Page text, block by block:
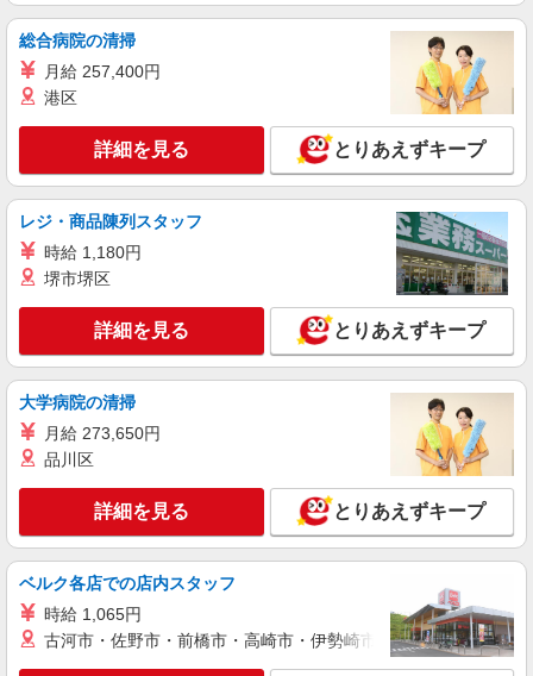
キープ 詳細を見る
派遣社員
製造・運搬作業
時給1,600円〜2,000円 【月収例】 27万円以上
+交通費（時給×7時間50分×日勤10日・夜勤10日勤
務の場合） ※1週間ごとの交替勤務 ※残業月平均
兵庫県尼崎市南塚口町
詳細を見る
株式会社トーコー 阪神支店［HSTA1800321U50］
カラー見本の製造・軽作業
（時給1,250円×7H×21日勤務の場合）+交通費
キープ 詳細を見る
派遣社員
総合病院の清掃
月給 257,400円
港区
詳細を見る とりあえずキープ
レジ・商品陳列スタッフ
時給 1,180円
堺市堺区
詳細を見る とりあえずキープ
大学病院の清掃
月給 273,650円
品川区
詳細を見る とりあえずキープ
ベルク各店での店内スタッフ
時給 1,065円
古河市・佐野市・前橋市・高崎市・伊勢崎市・太田市・館林市